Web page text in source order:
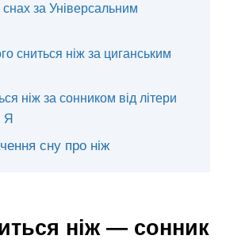
снах за Універсальним
сниться ніж за циганським
ніж за сонником від літери
Я
сну про ніж
ніж — сонник